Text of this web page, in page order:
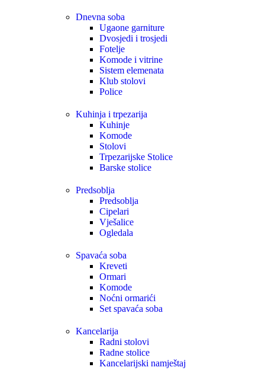
Dnevna soba
Ugaone garniture
Dvosjedi i trosjedi
Fotelje
Komode i vitrine
Sistem elemenata
Klub stolovi
Police
Kuhinja i trpezarija
Kuhinje
Komode
Stolovi
Trpezarijske Stolice
Barske stolice
Predsoblja
Predsoblja
Cipelari
Vješalice
Ogledala
Spavaća soba
Kreveti
Ormari
Komode
Noćni ormarići
Set spavaća soba
Kancelarija
Radni stolovi
Radne stolice
Kancelarijski namještaj